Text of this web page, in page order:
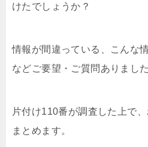
けたでしょうか？
情報が間違っている、こんな
などご要望・ご質問ありまし
片付け110番が調査した上で
まとめます。